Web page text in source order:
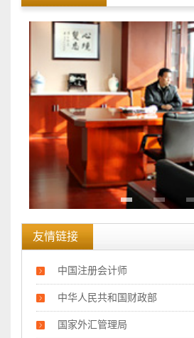
友情链接
中国注册会计师
中华人民共和国财政部
国家外汇管理局